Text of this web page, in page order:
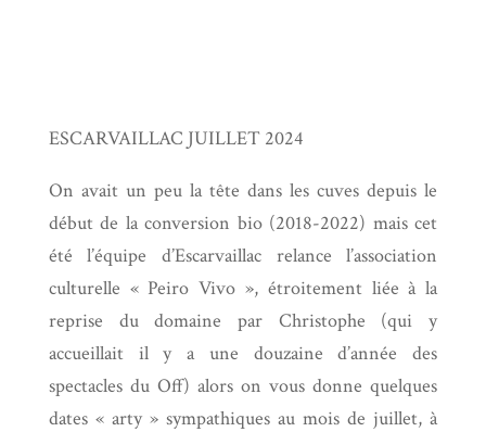
ESCARVAILLAC JUILLET 2024
On avait un peu la tête dans les cuves depuis le
début de la conversion bio (2018-2022) mais cet
été l’équipe d’Escarvaillac relance l’association
culturelle « Peiro Vivo », étroitement liée à la
reprise du domaine par Christophe (qui y
accueillait il y a une douzaine d’année des
spectacles du Off) alors on vous donne quelques
dates « arty » sympathiques au mois de juillet, à